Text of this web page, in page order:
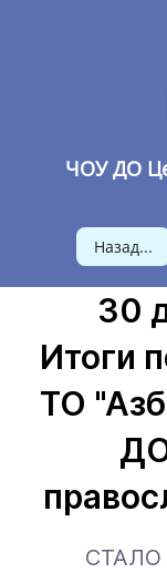
ЧОУ ДО
Назад...
30
Итоги
ТО